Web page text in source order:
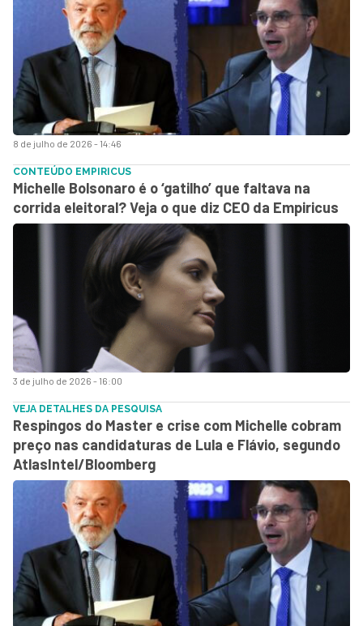
8 de julho de 2026 - 14:46
3 de julho de 2026 - 16:00
CONTEÚDO EMPIRICUS
Michelle Bolsonaro é o ‘gatilho’ que faltava na
corrida eleitoral? Veja o que diz CEO da Empiricus
VEJA DETALHES DA PESQUISA
Respingos do Master e crise com Michelle cobram
preço nas candidaturas de Lula e Flávio, segundo
AtlasIntel/Bloomberg